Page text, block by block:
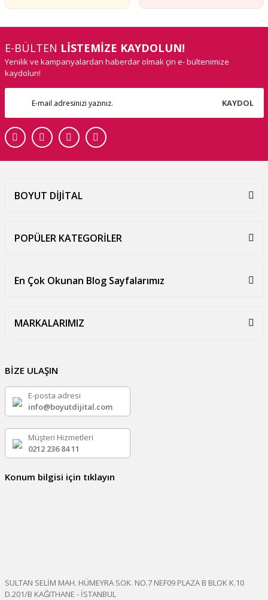
E-BÜLTEN LİSTEMİZE KAYDOLUN!
Yenilik ve kampanyalardan haberdar olmak çin e- bültenimize
kaydolun!
KAYDOL
BOYUT DİJİTAL
POPÜLER KATEGORİLER
En Çok Okunan Blog Sayfalarımız
MARKALARIMIZ
BİZE ULAŞIN
E-posta adresi
info@boyutdijital.com
Müşteri Hizmetleri
0212 236 84 11
Konum bilgisi için tıklayın
SULTAN SELİM MAH. HÜMEYRA SOK. NO.7 NEF09 PLAZA B BLOK K.10
D.201/B KAĞITHANE - İSTANBUL